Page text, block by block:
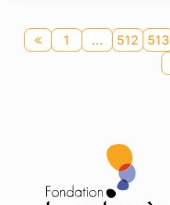
Page1 ... 512 513